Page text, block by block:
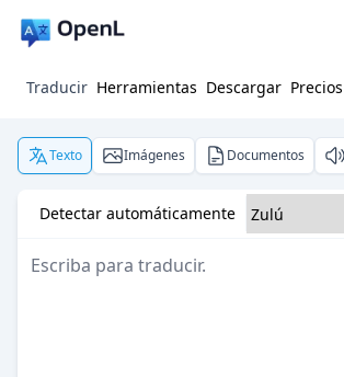
Traducir Herramientas Descargar Precios
Texto Imágenes Documentos
Detectar automáticamente